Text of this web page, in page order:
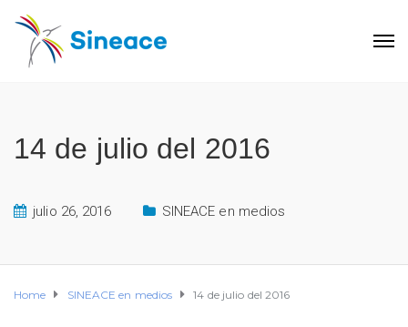
14 de julio del 2016
julio 26, 2016 SINEACE en medios
Home SINEACE en medios 14 de julio del 2016